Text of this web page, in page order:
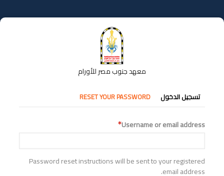
إلى
المحتوى
معهد جنوب مصر للأورام
التبويبات
الأساسية
تسجيل الدخول RESET YOUR PASSWORD
Username or email address
Password reset instructions will be sent to your registered
email address.